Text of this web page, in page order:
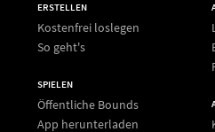
ERSTELLEN
Kostenfrei loslegen
So geht's
SPIELEN
Öffentliche Bounds
App herunterladen